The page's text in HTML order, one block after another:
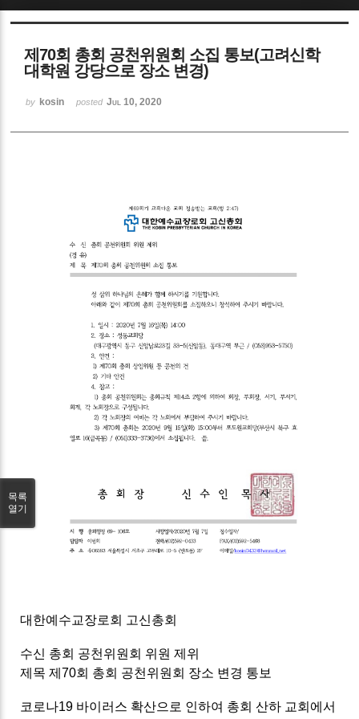
제70회 총회 공천위원회 소집 통보(고려신학
대학원 강당으로 장소 변경)
by kosin posted Jul 10, 2020
대한예수교장로회 고신총회
수신 총회 공천위원회 위원 제위
제목 제70회 총회 공천위원회 장소 변경 통보
코로나19 바이러스 확산으로 인하여 총회 산하 교회에서
목록
열기
Sketchbook5, 스케치북5